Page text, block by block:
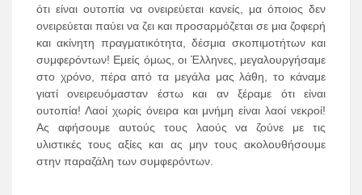
ότι είναι ουτοπία να ονειρεύεται κανείς, μα όποιος δεν
ονειρεύεται παύει να ζει και προσαρμόζεται σε μια ζοφερή
και ακίνητη πραγματικότητα, δέσμια σκοπιμοτήτων και
συμφερόντων! Εμείς όμως, οι Έλληνες, μεγαλουργήσαμε
στο χρόνο, πέρα από τα μεγάλα μας λάθη, το κάναμε
γιατί ονειρευόμασταν έστω και αν ξέραμε ότι είναι
ουτοπία! Λαοί χωρίς όνειρα και μνήμη είναι λαοί νεκροί!
Ας αφήσουμε αυτούς τους λαούς να ζούνε με τις
υλιστικές τους αξίες και ας μην τους ακολουθήσουμε
στην παραζάλη των συμφερόντων.